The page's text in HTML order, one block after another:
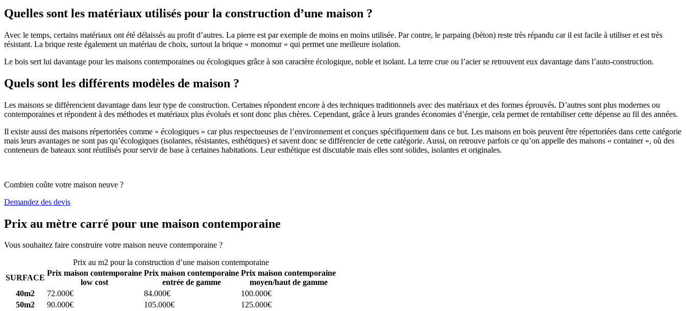
Quelles sont les matériaux utilisés pour la construction d’une maison ?
Avec le temps, certains matériaux ont été délaissés au profit d’autres. La pierre est par exemple de moins en moins utilisée. Par contre, le parpaing (béton) reste très répandu car il est facile à utiliser et est très
résistant. La brique reste également un matériau de choix, surtout la brique « monomur » qui permet une meilleure isolation.
Le bois sert lui davantage pour les maisons contemporaines ou écologiques grâce à son caractère écologique, noble et isolant. La terre crue ou l’acier se retrouvent eux davantage dans l’auto-construction.
Quels sont les différents modèles de maison ?
Les maisons se différencient davantage dans leur type de construction. Certaines répondent encore à des techniques traditionnels avec des matériaux et des formes éprouvés. D’autres sont plus modernes ou
contemporaines et répondent à des méthodes et matériaux plus évolués et sont donc plus chères. Cependant, grâce à leurs grandes économies d’énergie, cela permet de rentabiliser cette dépense au fil des années.
Il existe aussi des maisons répertoriées comme « écologiques » car plus respectueuses de l’environnement et conçues spécifiquement dans ce but. Les maisons en bois peuvent être répertoriées dans cette catégorie
mais leurs avantages ne sont pas qu’écologiques (isolantes, résistantes, esthétiques) et savent donc se différencier de cette catégorie. Aussi, on retrouve parfois ce qu’on appelle des maisons « container », où des
conteneurs de bateaux sont réutilisés pour servir de base à certaines habitations. Leur esthétique est discutable mais elles sont solides, isolantes et originales.
Combien coûte votre maison neuve ?
Demandez des devis
Prix au mètre carré pour une maison contemporaine
Vous souhaitez faire construire votre maison neuve contemporaine ?
Prix au m2 pour la construction d’une maison contemporaine
SURFACE
Prix maison contemporaine
low cost
Prix maison contemporaine
entrée de gamme
Prix maison contemporaine
moyen/haut de gamme
40m2
72.000€ 84.000€
100.000€
50m2
90.000€ 105.000€
125.000€